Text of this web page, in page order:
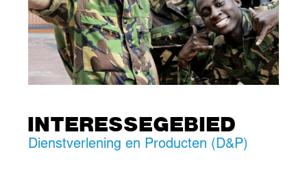
INTERESSEGEBIED
Dienstverlening en Producten (D&P)